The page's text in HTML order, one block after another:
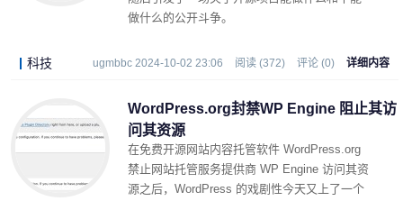
做什么的公开斗争。
科技 ugmbbc 2024-10-02 23:06 阅读 (372) 评论 (0) 详细内容
WordPress.org封禁WP Engine 阻止其访
问其资源
在免费开源网站内容托管软件 WordPress.org
禁止网站托管服务提供商 WP Engine 访问其资
源之后，WordPress 的戏剧性今天又上了一个